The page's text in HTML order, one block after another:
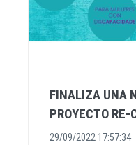
FINALIZA UNA
PROYECTO RE-
29/09/2022 17:57:34